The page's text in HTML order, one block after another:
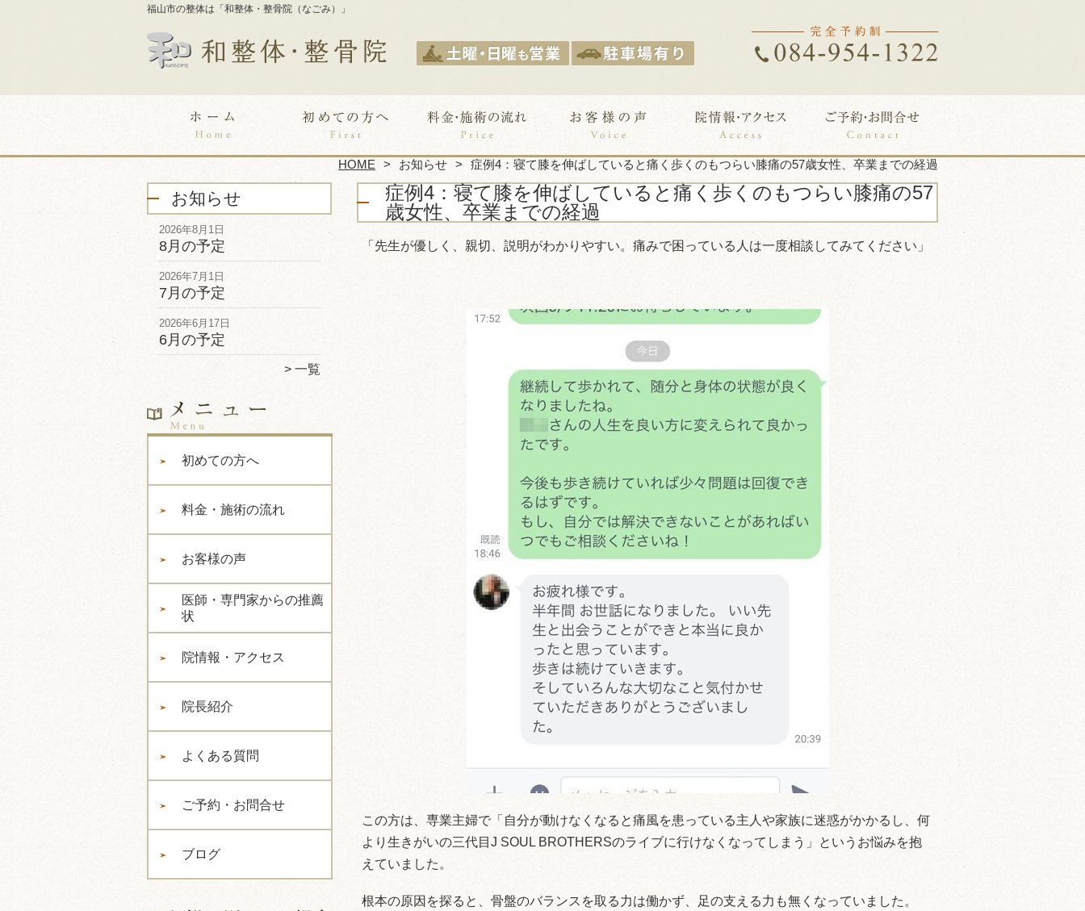
福山市の整体は「和整体・整骨院（なごみ）」
HOME お知らせ 症例4：寝て膝を伸ばしていると痛く歩くのもつらい膝痛の57歳女性、卒業までの経過
お知らせ
2026年8月1日
8月の予定
2026年7月1日
7月の予定
2026年6月17日
6月の予定
一覧
初めての方へ
料金・施術の流れ
お客様の声
医師・専門家からの推薦
状
院情報・アクセス
院長紹介
よくある質問
ご予約・お問合せ
ブログ
症例4：寝て膝を伸ばしていると痛く歩くのもつらい膝痛の57
歳女性、卒業までの経過
「先生が優しく、親切、説明がわかりやすい。痛みで困っている人は一度相談してみてください」
この方は、専業主婦で「自分が動けなくなると痛風を患っている主人や家族に迷惑がかかるし、何
より生きがいの三代目J SOUL BROTHERSのライブに行けなくなってしまう」というお悩みを抱
えていました。
根本の原因を探ると、骨盤のバランスを取る力は働かず、足の支える力も無くなっていました。